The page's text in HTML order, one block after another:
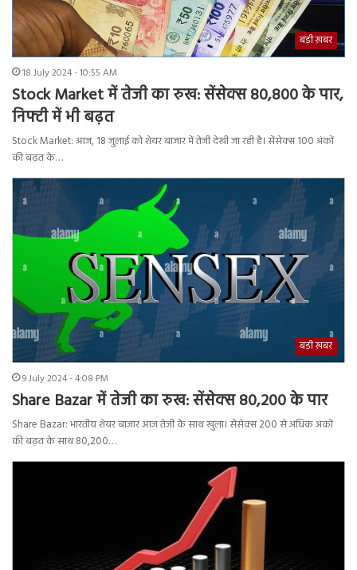
बड़ी ख़बर
18 July 2024 - 10:55 AM
Stock Market में तेजी का रुख: सेंसेक्स 80,800 के पार,
निफ्टी में भी बढ़त
Stock Market: आज, 18 जुलाई को शेयर बाजार में तेजी देखी जा रही है। सेंसेक्स 100 अंकों
की बढ़त के…
बड़ी ख़बर
9 July 2024 - 4:08 PM
Share Bazar में तेजी का रुख: सेंसेक्स 80,200 के पार
Share Bazar: भारतीय शेयर बाजार आज तेजी के साथ खुला। सेंसेक्स 200 से अधिक अंकों
की बढ़त के साथ 80,200…